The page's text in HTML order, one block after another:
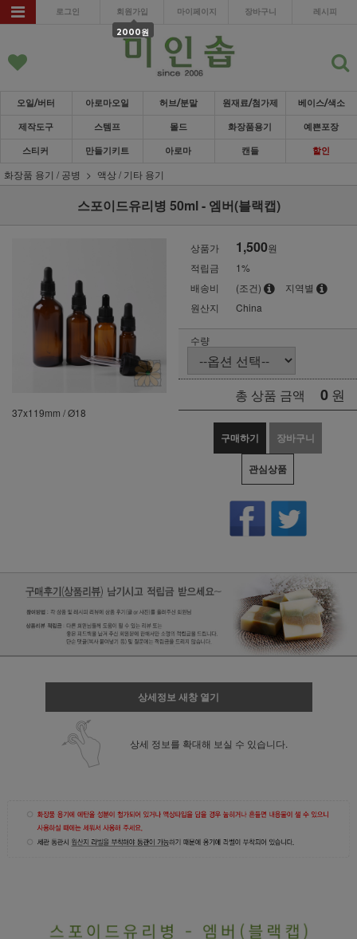
로그인 회원가입
2000원
마이페이지 장바구니 레시피
오일/버터 아로마오일 허브/분말 원재료/첨가제 베이스/색소
제작도구 스템프 몰드 화장품용기 예쁜포장
스티커 만들기키트 아로마 캔들 할인
화장품 용기 / 공병 액상 / 기타 용기
스포이드유리병 50ml - 엠버(블랙캡)
37x119mm / Ø18
상품가 1,500원
적립금
1%
배송비
(조건)
지역별
원산지
China
수량
총 상품 금액 0 원
구매하기 장바구니
관심상품
상세정보 새창 열기
상세 정보를 확대해 보실 수 있습니다.